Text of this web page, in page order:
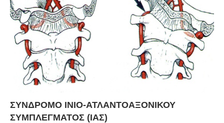
ΣΥΝΔΡΟΜΟ ΙΝΙΟ-ΑΤΛΑΝΤΟΑΞΟΝΙΚΟΥ
ΣΥΜΠΛΕΓΜΑΤΟΣ (ΙΑΣ)